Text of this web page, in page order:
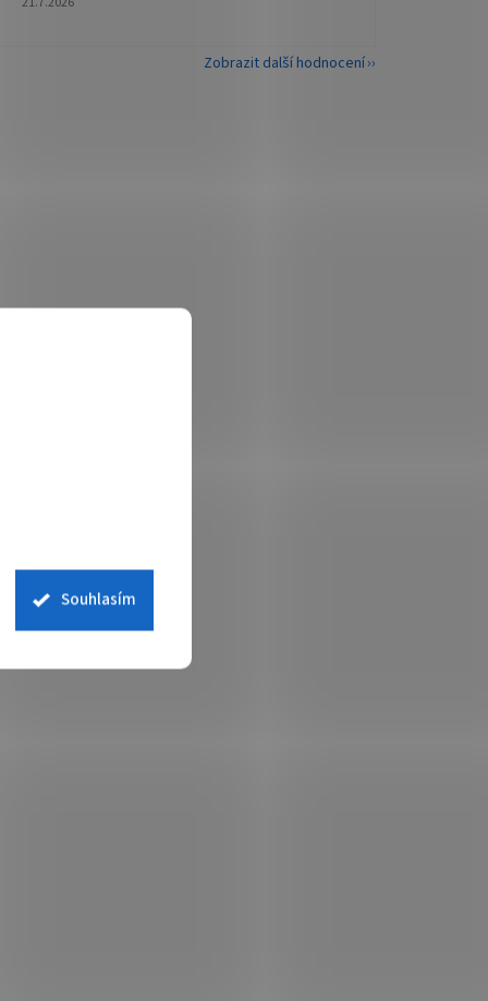
Souhlasím
Zobrazit další hodnocení